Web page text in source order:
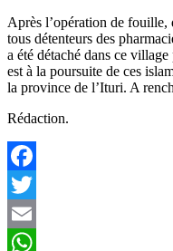
Après l’opération de fouille,
tous détenteurs des
a été détaché dans ce
est à la poursuite de ces
la province de l’Ituri. A
Rédaction.
Facebook
Twitter
Email